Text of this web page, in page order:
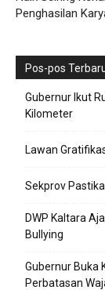
Penghasilan
Pos-pos
Gubernur Ikut
Kilometer
Lawan
Sekprov
DWP Kaltara
Bullying
Gubernur Buka
Perbatasan